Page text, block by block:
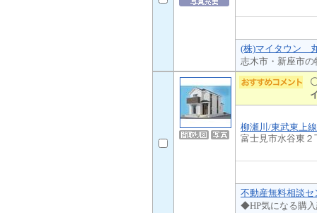
(株)マイタウン
志木市・新座市
柳瀬川/東武東上線
富士見市水谷東２
不動産無料相談
◆HP気になる購